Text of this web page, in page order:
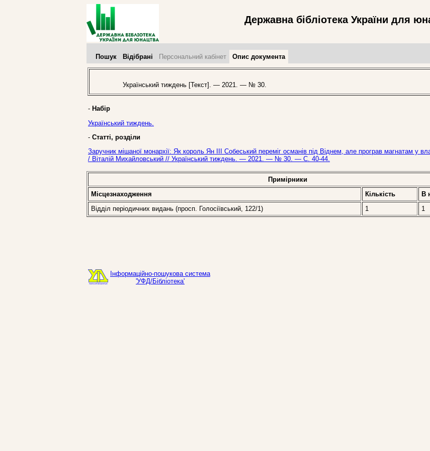
Державна бібліотека України для
Пошук Відібрані Персональний кабінет Опис документа
Український тиждень [Текст]. — 2021. — № 30.
- Набір
Український тиждень.
- Статті, розділи
Заручник мішаної монархії: Як король Ян ІІІ Собеський переміг османів під Віднем, але програв магнатам у
/ Віталій Михайловський // Український тиждень. — 2021. — № 30. — С. 40-44.
Примірники
Місцезнаходження
Кількість
В
Відділ періодичних видань (просп. Голосіївський, 122/1)
1 1
Інформаційно-пошукова система
'УФД/Бібліотека'